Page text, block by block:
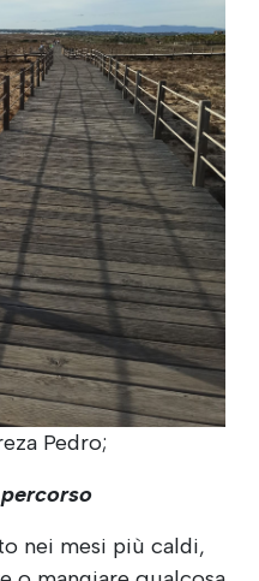
Pedro;
nei mesi più caldi,